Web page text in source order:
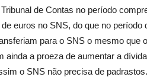
de Contas no período
euros no SNS, do que no período
para o SNS o mesmo que
ainda a proeza de aumentar a
o SNS não precisa de padrastos.